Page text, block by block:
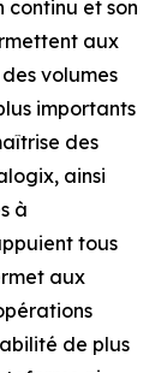
continu et son
aux
volumes
importants
des
ainsi
à
tous
aux
de plus